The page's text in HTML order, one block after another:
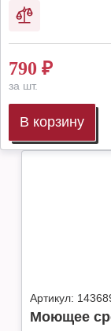
790 ₽
за шт.
В корзину
Артикул:
Моющее